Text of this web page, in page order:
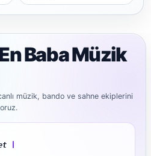
Baba Müzik
müzik, bando ve sahne ekiplerini
hizmet deneyimi; 91 platform genelinde